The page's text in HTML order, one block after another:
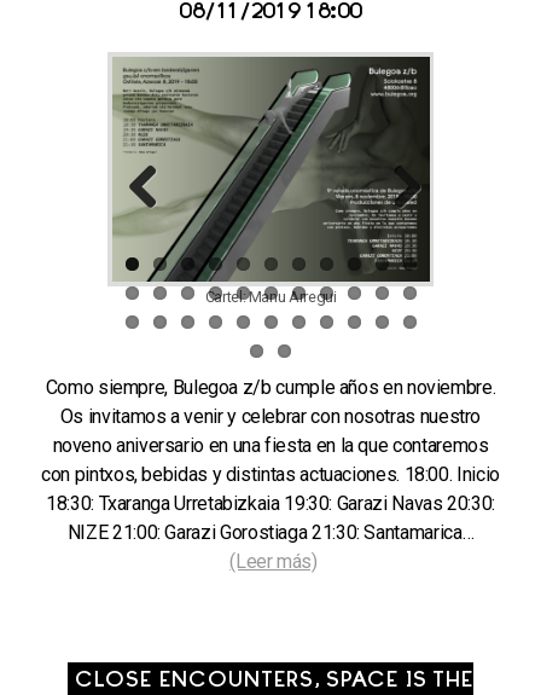
08/11/2019 18:00
Cartel: Manu Arregui
Previous Next
Como siempre, Bulegoa z/b cumple años en noviembre.
Os invitamos a venir y celebrar con nosotras nuestro
noveno aniversario en una fiesta en la que contaremos
con pintxos, bebidas y distintas actuaciones. 18:00. Inicio
18:30: Txaranga Urretabizkaia 19:30: Garazi Navas 20:30:
NIZE 21:00: Garazi Gorostiaga 21:30: Santamarica…
(Leer más)
CLOSE ENCOUNTERS, SPACE IS THE